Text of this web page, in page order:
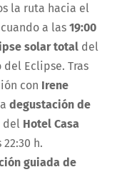
la ruta hacia el
a las 19:00
solar totaldel
del Eclipse. Tras
con Irene
degustación de
del Hotel Casa
h.
guiada de